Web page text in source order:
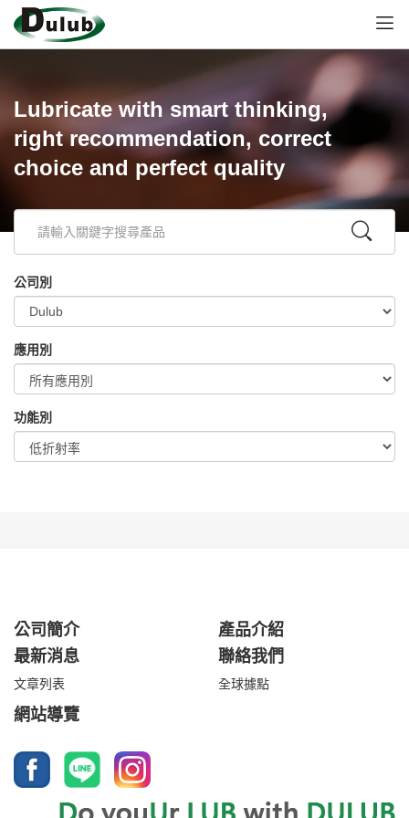
Lubricate with smart thinking,
right recommendation, correct
choice and perfect quality
公司別
應用別
功能別
公司簡介
產品介紹
最新消息
文章列表
聯絡我們
全球據點
網站導覽